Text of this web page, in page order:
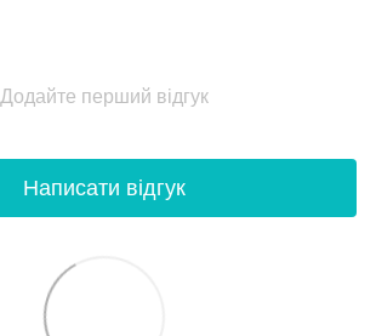
Додайте перший відгук
Написати відгук